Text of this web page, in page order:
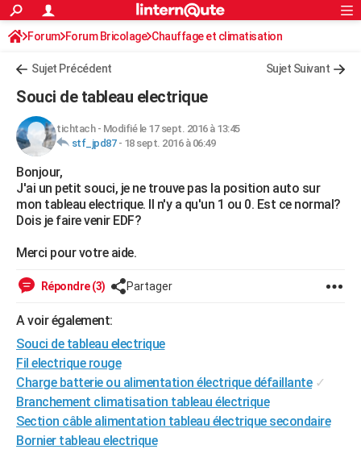
ACTUALITÉS
Politique
Société
Faits Divers
Education
Monde
Villes
+
FINANCE
Retraite
Impôts
Epargne
Immobilier
Risques naturels par ville
Banque
Assurance
Crédit
AUTO
Essais
Réserver un essai
Citadines
Berlines
SUV
Forum auto
+HIGH-TECH
Mobiles
Meilleur smartphone
Internet
Ordinateurs
Jeux vidéo
Guide high-tech
+BRICOLAGE
Forum
Aménagement intérieur
Extérieur
Cuisine
Salle de bains
Jardinage
Rangement
WEEK-END
Guides de France
Escapades
Patrimoine
Expositions
Musées
Week-end nature
LIFESTYLE
SANTE
Alimentation
Guide de la santé
Maladies
Médicaments
Sommeil
VOYAGE
Destinations
City break
Voyage nature
Voyage de noces
Forum
Climat
+PHOTO
GUIDES D'ACHAT
BONS PLANS
Rechercher
S'inscrire
Connexion
Forum Forum Bricolage Chauffage et climatisation
Sujet Précédent Sujet Suivant
Souci de tableau electrique
tichtach- Modifié le 17 sept. 2016 à 13:45
stf_jpd87- 18 sept. 2016 à 06:49
Bonjour,
J'ai un petit souci, je ne trouve pas la position auto sur
mon tableau electrique. Il n'y a qu'un 1 ou 0. Est ce normal?
Dois je faire venir EDF?
Merci pour votre aide.
Répondre (3) Partager
A voir également:
Souci de tableau electrique
Fil electrique rouge
Charge batterie ou alimentation électrique défaillante ✓
Branchement climatisation tableau électrique
Section câble alimentation tableau électrique secondaire
Bornier tableau electrique